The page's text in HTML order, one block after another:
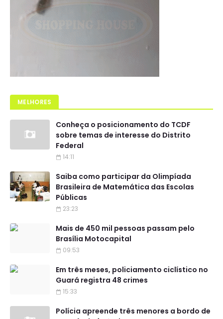
MELHORES
Conheça o posicionamento do TCDF
sobre temas de interesse do Distrito
Federal
14:11
Saiba como participar da Olimpíada
Brasileira de Matemática das Escolas
Públicas
23:23
Mais de 450 mil pessoas passam pelo
Brasília Motocapital
09:53
Em três meses, policiamento ciclístico no
Guará registra 48 crimes
15:33
Polícia apreende três menores a bordo de